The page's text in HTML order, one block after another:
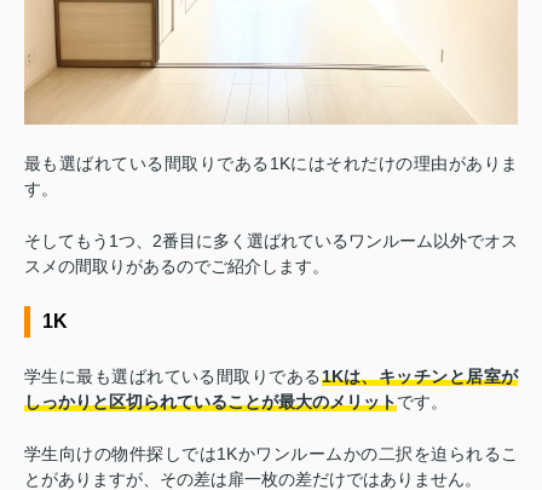
最も選ばれている間取りである1Kにはそれだけの理由がありま
す。
そしてもう1つ、2番目に多く選ばれているワンルーム以外でオス
スメの間取りがあるのでご紹介します。
1K
学生に最も選ばれている間取りである1Kは、キッチンと居室が
しっかりと区切られていることが最大のメリットです。
学生向けの物件探しでは1Kかワンルームかの二択を迫られるこ
とがありますが、その差は扉一枚の差だけではありません。